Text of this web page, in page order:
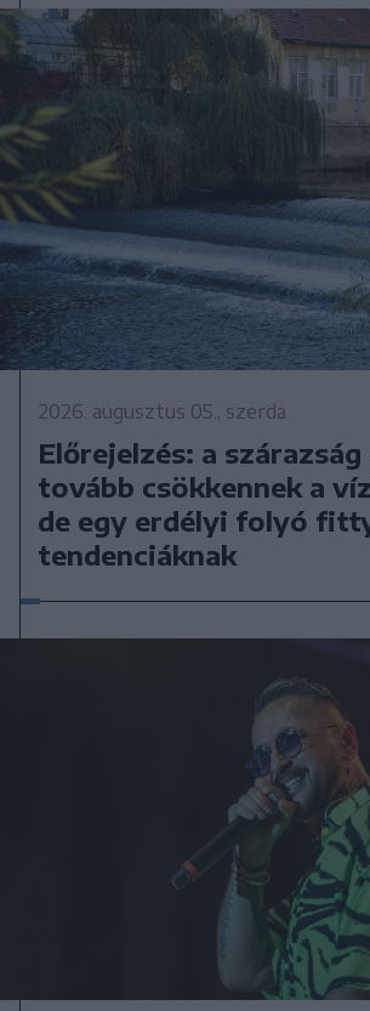
2026. augusztus 05., szerda
Előrejelzés: a
tovább csökkennek a
de egy erdélyi folyó
tendenciáknak